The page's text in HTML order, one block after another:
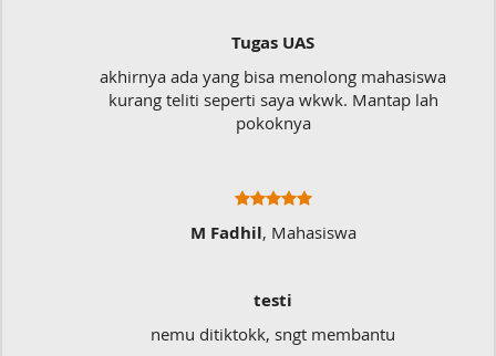
Tugas UAS
akhirnya ada yang bisa menolong mahasiswa
kurang teliti seperti saya wkwk. Mantap lah
pokoknya
M Fadhil, Mahasiswa
nemu ditiktokk, sngt membantu